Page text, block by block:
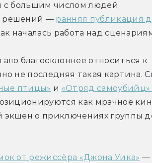
с большим числом людей,
решений — ранняя публикация
началась работа над
благосклоннее относиться к
не последняя такая картина.
птицы» и «Отряд самоубийц»
как мрачное
о приключениях группы
от режиссёра «Джона Уика» —